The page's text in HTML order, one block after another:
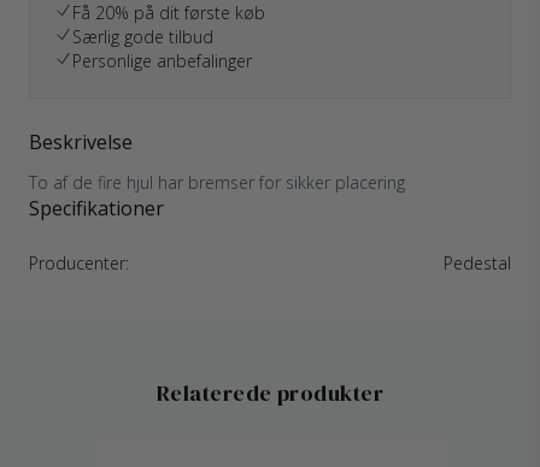
Få 20% på dit første køb
Særlig gode tilbud
Personlige anbefalinger
Beskrivelse
To af de fire hjul har bremser for sikker placering
Specifikationer
Producenter: Pedestal
Relaterede produkter